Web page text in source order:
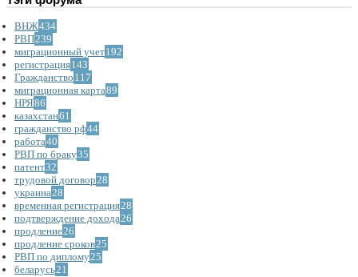
ВНЖ434
РВП239
миграционный учет192
регистрация143
Гражданство 117
миграционная карта89
НРЯ86
казахстан61
гражданство рф44
работа40
РВП по браку35
патент32
трудовой договор28
украина28
временная регистрация28
подтверждение дохода26
продление26
продление сроков25
РВП по диплому25
беларусь21